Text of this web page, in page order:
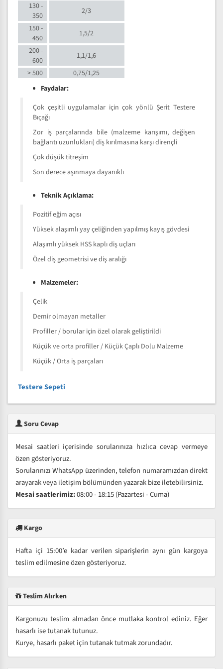
130 -
350
2/3
150 -
450
1,5/2
200 -
600
1,1/1,6
> 500
0,75/1,25
Faydalar:
Çok çeşitli uygulamalar için çok yönlü Şerit Testere
Bıçağı
Zor iş parçalarında bile (malzeme karışımı, değişen
bağlantı uzunlukları) diş kırılmasına karşı dirençli
Çok düşük titreşim
Son derece aşınmaya dayanıklı
Teknik Açıklama:
Pozitif eğim açısı
Yüksek alaşımlı yay çeliğinden yapılmış kayış gövdesi
Alaşımlı yüksek HSS kaplı diş uçları
Özel diş geometrisi ve diş aralığı
Malzemeler:
Çelik
Demir olmayan metaller
Profiller / borular için özel olarak geliştirildi
Küçük ve orta profiller / Küçük Çaplı Dolu Malzeme
Küçük / Orta iş parçaları
Testere Sepeti
Soru Cevap
Mesai saatleri içerisinde sorularınıza hızlıca cevap vermeye
özen gösteriyoruz.
Sorularınızı WhatsApp üzerinden, telefon numaramızdan direkt
arayarak veya iletişim bölümünden yazarak bize iletebilirsiniz.
Mesai saatlerimiz:08:00 - 18:15 (Pazartesi - Cuma)
Kargo
Hafta içi 15:00’e kadar verilen siparişlerin aynı gün kargoya
teslim edilmesine özen gösteriyoruz.
Teslim Alırken
Kargonuzu teslim almadan önce mutlaka kontrol ediniz. Eğer
hasarlı ise tutanak tutunuz.
Kurye, hasarlı paket için tutanak tutmak zorundadır.